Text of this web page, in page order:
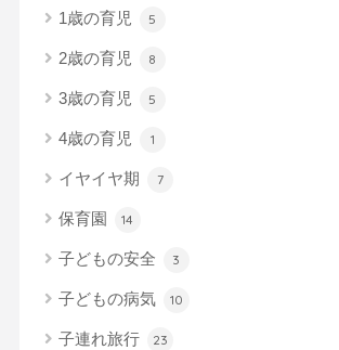
1歳の育児 5
2歳の育児 8
3歳の育児 5
4歳の育児 1
イヤイヤ期 7
保育園 14
子どもの安全 3
子どもの病気 10
子連れ旅行 23